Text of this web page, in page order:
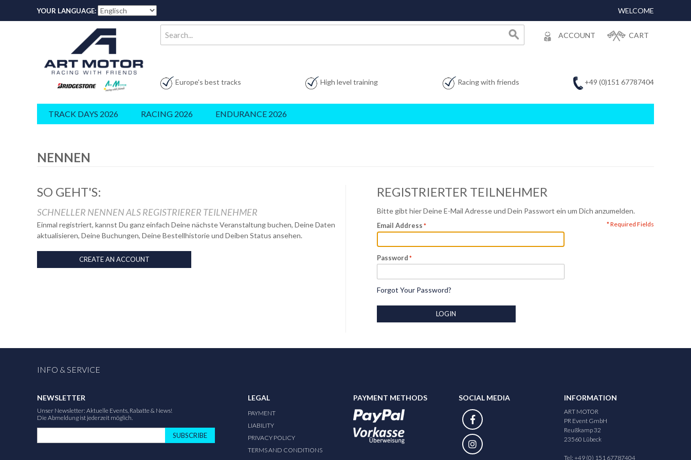
YOUR LANGUAGE: WELCOME
ACCOUNT CART
Europe's best tracks High level training Racing with friends +49 (0)151 67787404
TRACK DAYS 2026 RACING 2026 ENDURANCE 2026
NENNEN
SO GEHT'S:
SCHNELLER NENNEN ALS REGISTRIERER TEILNEHMER
Einmal registriert, kannst Du ganz einfach Deine nächste Veranstaltung buchen, Deine Daten
aktualisieren, Deine Buchungen, Deine Bestellhistorie und Deiben Status ansehen.
CREATE AN ACCOUNT
REGISTRIERTER TEILNEHMER
Bitte gibt hier Deine E-Mail Adresse und Dein Passwort ein um Dich anzumelden.
* Required Fields
Email Address
Password
Forgot Your Password?
LOGIN
INFO & SERVICE
NEWSLETTER
Unser Newsletter: Aktuelle Events, Rabatte & News!
Die Abmeldung ist jederzeit möglich.
SUBSCRIBE
LEGAL
PAYMENT
LIABILITY
PRIVACY POLICY
TERMS AND CONDITIONS
PAYMENT METHODS SOCIAL MEDIA INFORMATION
ART MOTOR
PR Event GmbH
Reußkamp 32
23560 Lübeck
Tel: +49 (0) 151 67787404